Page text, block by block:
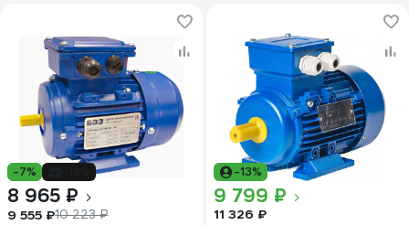
-7%
8 965 ₽
9 555 ₽10 223 ₽
-13%
9 799 ₽
11 326 ₽